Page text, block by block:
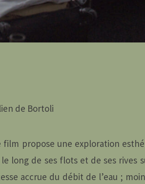
de Bortoli
propose une exploration
long de ses flots et de ses rives
accrue du débit de l’eau ;